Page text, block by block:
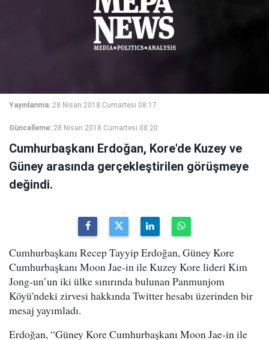
Yayınlanma: 28 Nisan 2018 Cumartesi 08:17
Güncelleme: 28 Nisan 2018 Cumartesi 08:20
Cumhurbaşkanı Erdoğan, Kore'de Kuzey ve
Güney arasında gerçekleştirilen görüşmeye
değindi.
Cumhurbaşkanı Recep Tayyip Erdoğan, Güney Kore
Cumhurbaşkanı Moon Jae-in ile Kuzey Kore lideri Kim
Jong-un’un iki ülke sınırında bulunan Panmunjom
Köyü'ndeki zirvesi hakkında Twitter hesabı üzerinden bir
mesaj yayımladı.
Erdoğan, “Güney Kore Cumhurbaşkanı Moon Jae-in ile